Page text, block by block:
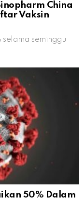
China
Vaksin
selama seminggu
50% Dalam